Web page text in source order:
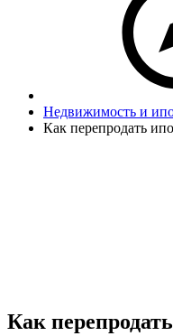
Недвижимость и
Как перепродать
Как